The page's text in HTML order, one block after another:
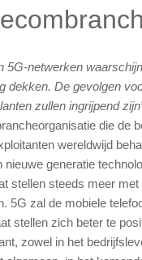
5G-netwerken
dekken. De gevolgen
zullen ingrijpend
die de
wereldwijd
nieuwe generatie
stellen steeds meer met
5G zal de mobiele
stellen zich beter te
zowel in het